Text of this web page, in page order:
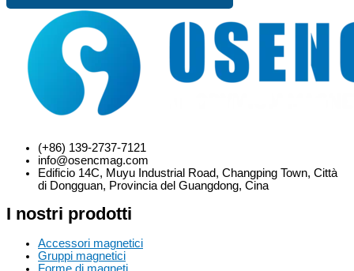
(+86) 139-2737-7121
info@osencmag.com
Edificio 14C, Muyu Industrial Road, Changping Town, Città
di Dongguan, Provincia del Guangdong, Cina
I nostri prodotti
Accessori magnetici
Gruppi magnetici